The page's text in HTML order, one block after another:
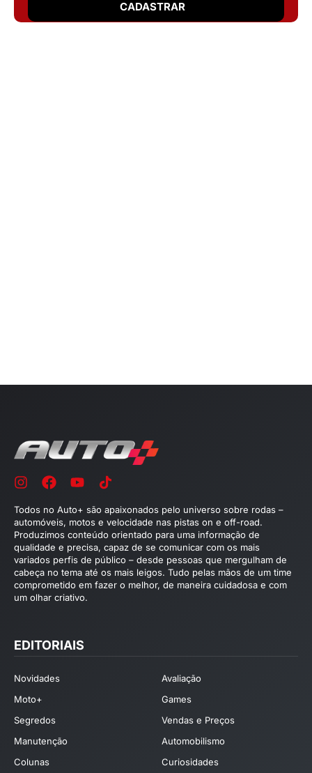
Todos no Auto+ são apaixonados pelo universo sobre rodas –
automóveis, motos e velocidade nas pistas on e off-road.
Produzimos conteúdo orientado para uma informação de
qualidade e precisa, capaz de se comunicar com os mais
variados perfis de público – desde pessoas que mergulham de
cabeça no tema até os mais leigos. Tudo pelas mãos de um time
comprometido em fazer o melhor, de maneira cuidadosa e com
um olhar criativo.
EDITORIAIS
Novidades
Avaliação
Moto+
Games
Segredos
Vendas e Preços
Manutenção
Automobilismo
Colunas
Curiosidades